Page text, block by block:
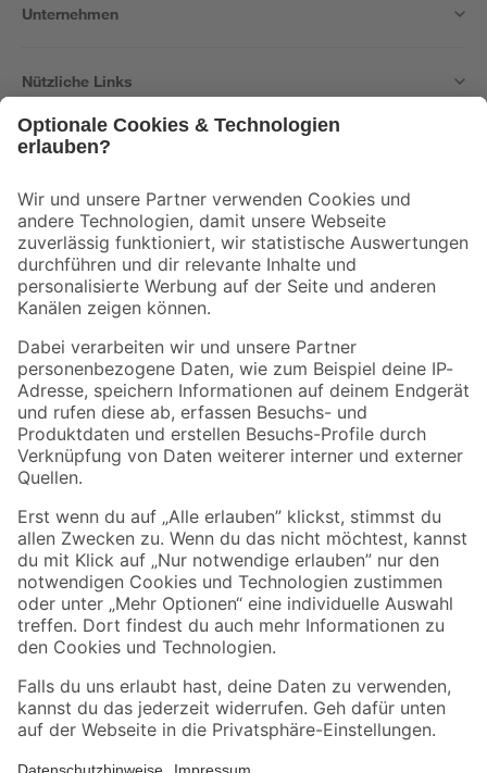
Unternehmen
Nützliche Links
Der toom Newsletter: Keine Angebote und Aktionen mehr verpassen!
Zur Newsletter Anmeldung
Folge uns
Zahlungsarten Versandarten
Sicher einkaufen
Jetzt die toom-App herunterladen
Alle Preisangaben in EUR inkl. gesetzl. MwSt.. Die dargestellten Angebote sind unter
Umständen nicht in allen Märkten verfügbar. Die angegebenen Verfügbarkeiten beziehen
Produkte nur solange der Vorrat reicht.